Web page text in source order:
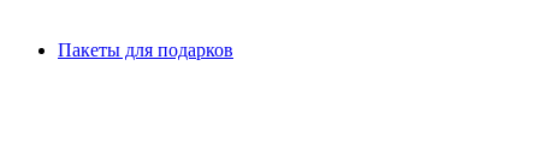
Пакеты для подарков